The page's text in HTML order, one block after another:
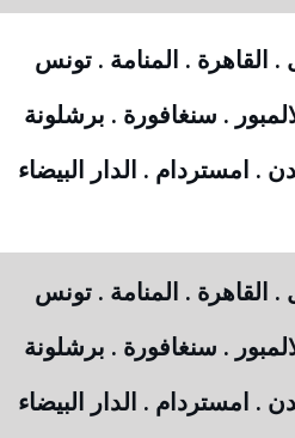
القاهرة . المنامة . تونس
. سنغافورة . برشلونة
. امستردام . الدار البيضاء
القاهرة . المنامة . تونس
. سنغافورة . برشلونة
. امستردام . الدار البيضاء